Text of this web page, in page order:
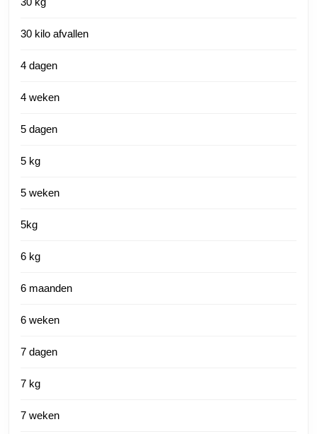
30 kilo afvallen
4 dagen
4 weken
5 dagen
5 kg
5 weken
5kg
6 kg
6 maanden
6 weken
7 dagen
7 kg
7 weken